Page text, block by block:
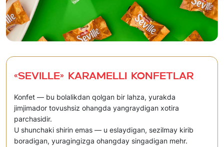
«Seville» Karamelli konfetlar
Konfet — bu bolalikdan qolgan bir lahza, yurakda
jimjimador tovushsiz ohangda yangraydigan xotira
parchasidir.
U shunchaki shirin emas — u eslaydigan, sezilmay kirib
boradigan, yuragingizga ohangday singadigan mehr.